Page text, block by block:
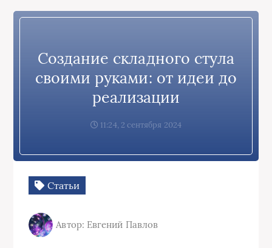
Создание складного стула
своими руками: от идеи до
реализации
11:24, 2 сентября 2024
Статьи
Автор: Евгений Павлов